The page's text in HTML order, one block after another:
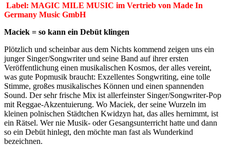
Label: MAGIC MILE MUSIC im Vertrieb von Made In
Germany Music GmbH
Maciek = so kann ein Debüt klingen
Plötzlich und scheinbar aus dem Nichts kommend zeigen uns ein
junger Singer/Songwriter und seine Band auf ihrer ersten
Veröffentlichung einen musikalischen Kosmos, der alles vereint,
was gute Popmusik braucht: Exzellentes Songwriting, eine tolle
Stimme, großes musikalisches Können und einen spannenden
Sound. Der sehr frische Mix ist allerfeinster Singer/Songwriter-Pop
mit Reggae-Akzentuierung. Wo Maciek, der seine Wurzeln im
kleinen polnischen Städtchen Kwidzyn hat, das alles hernimmt, ist
ein Rätsel. Wer nie Musik- oder Gesangsunterricht hatte und dann
so ein Debüt hinlegt, den möchte man fast als Wunderkind
bezeichnen.